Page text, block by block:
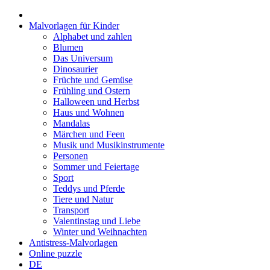
Malvorlagen für Kinder
Alphabet und zahlen
Blumen
Das Universum
Dinosaurier
Früchte und Gemüse
Frühling und Ostern
Halloween und Herbst
Haus und Wohnen
Mandalas
Märchen und Feen
Musik und Musikinstrumente
Personen
Sommer und Feiertage
Sport
Teddys und Pferde
Tiere und Natur
Transport
Valentinstag und Liebe
Winter und Weihnachten
Antistress-Malvorlagen
Online puzzle
DE